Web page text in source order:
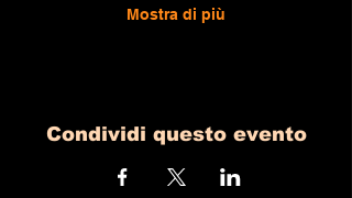
Mostra di più
Condividi questo evento